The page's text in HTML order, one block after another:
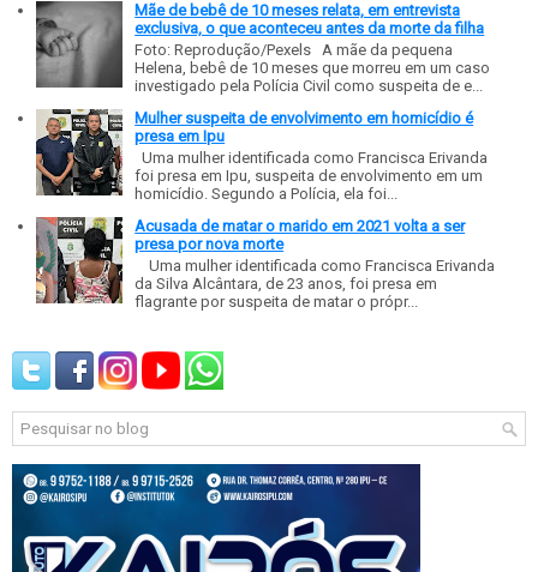
Mãe de bebê de 10 meses relata, em entrevista
exclusiva, o que aconteceu antes da morte da filha
Foto: Reprodução/Pexels A mãe da pequena
Helena, bebê de 10 meses que morreu em um caso
investigado pela Polícia Civil como suspeita de e...
Mulher suspeita de envolvimento em homicídio é
presa em Ipu
Uma mulher identificada como Francisca Erivanda
foi presa em Ipu, suspeita de envolvimento em um
homicídio. Segundo a Polícia, ela foi...
Acusada de matar o marido em 2021 volta a ser
presa por nova morte
Uma mulher identificada como Francisca Erivanda
da Silva Alcântara, de 23 anos, foi presa em
flagrante por suspeita de matar o própr...